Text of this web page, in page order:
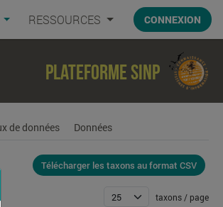
RESSOURCES CONNEXION
Plateforme SINP
de données Données
Télécharger les taxons au format CSV
taxons / page